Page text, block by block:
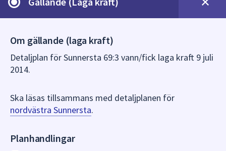
Om gällande (laga kraft)
Detaljplan för Sunnersta 69:3 vann/fick laga kraft 9 juli
2014.
Ska läsas tillsammans med detaljplanen för
nordvästra Sunnersta.
Planhandlingar